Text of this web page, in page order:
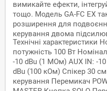
вимикайте ефекти,
тощо. Модель GA-FC EX
розширення для
керування двома
Технічні характеристики
потужність 100 Вт
-10 dBu (1 МОм) AUX IN: -
dBu (100 кОм) Спікер 30
керування Перемикач